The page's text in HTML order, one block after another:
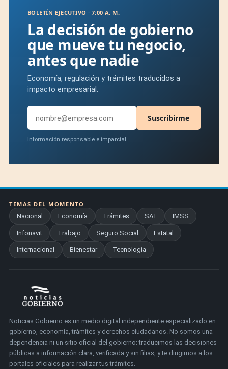
BOLETÍN EJECUTIVO · 7:00 A. M.
La decisión de gobierno
que mueve tu negocio,
antes que nadie
Economía, regulación y trámites traducidos a
impacto empresarial.
Suscribirme
Información responsable e imparcial.
TEMAS DEL MOMENTO
Nacional
Economía Trámites SAT IMSS
Infonavit Trabajo Seguro Social Estatal
Internacional Bienestar Tecnología
Noticias Gobierno es un medio digital independiente especializado en
gobierno, economía, trámites y derechos ciudadanos. No somos una
dependencia ni un sitio oficial del gobierno: traducimos las decisiones
públicas a información clara, verificada y sin filias, y te dirigimos a los
portales oficiales para realizar tus trámites.